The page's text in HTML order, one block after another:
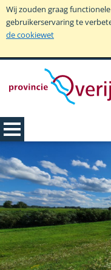
Wij zouden graag
gebruikerservaring te
de cookiewet